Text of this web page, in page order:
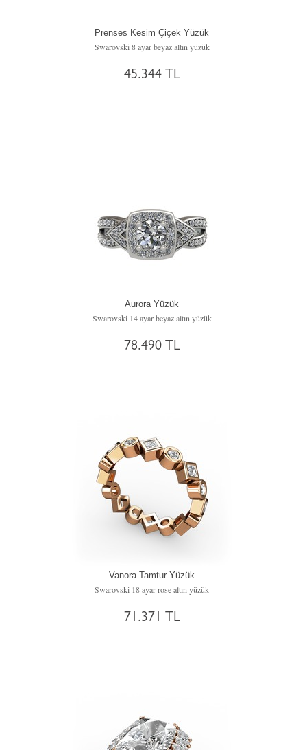
Prenses Kesim Çiçek Yüzük
Swarovski 8 ayar beyaz altın yüzük
45.344 TL
Aurora Yüzük
Swarovski 14 ayar beyaz altın yüzük
78.490 TL
Vanora Tamtur Yüzük
Swarovski 18 ayar rose altın yüzük
71.371 TL